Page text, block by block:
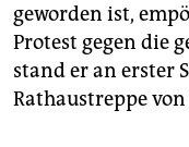
geworden ist,
Protest gegen die
stand er an erster
Rathaustreppe von